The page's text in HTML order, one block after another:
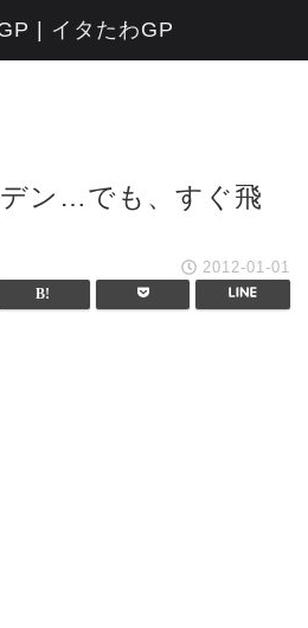
ン…でも、すぐ飛
2012-01-01
| イタたわGP